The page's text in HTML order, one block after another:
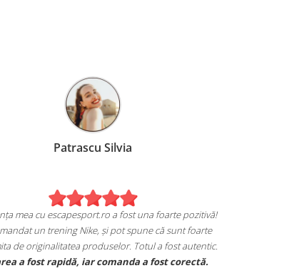
Patrascu Silvia
Experiența mea cu escapesport.ro a fost una foarte pozitivă!
Am comandat un trening Nike, și pot spune că sunt foarte
mulțumita de originalitatea produselor. Totul a fost autentic.
Livrarea a fost rapidă, iar comanda a fost corectă.